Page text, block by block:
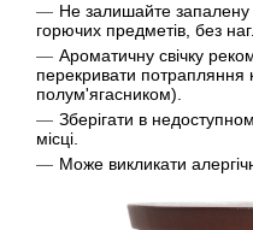
Не залишайте запалену
горючих предметів, без
Ароматичну свічку
перекривати
полум'ягасником).
Зберігати в
місці.
Може викликати